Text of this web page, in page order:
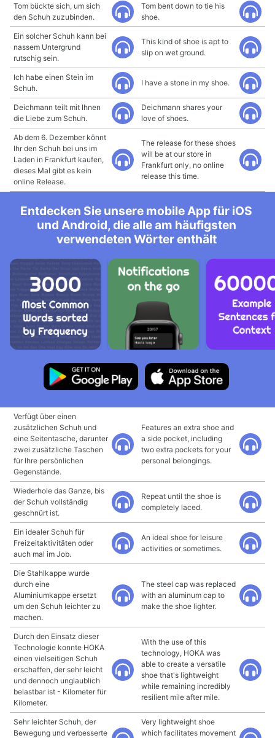
Tom bückte sich, um sich
den Schuh zuzubinden.
Tom bent down to tie his
shoe.
Ein solcher Schuh kann bei
nassem Untergrund
rutschig sein.
This kind of shoe is apt to
slip on wet ground.
Ich habe einen Stein im
Schuh.
I have a stone in my shoe.
Deichmann teilt mit Ihnen
die Liebe zum Schuh.
Deichmann shares your
love of shoes.
Ab dem 6. Dezember könnt
Ihr den Schuh bei uns im
Laden in Frankfurt kaufen,
dieses Mal gibt es kein
online Release.
The release for these shoes
will be at our store in
Frankfurt only, no online
release this time.
Entdecken Sie unsere mobile App für iOS
und Android, die alle am häufigsten
verwendeten Wörter enthält
Verfügt über einen
zusätzlichen Schuh und
eine Seitentasche, darunter
zwei zusätzliche Taschen
für Ihre persönlichen
Gegenstände.
Features an extra shoe and
a side pocket, including
two extra pockets for your
personal belongings.
Wiederhole das Ganze, bis
der Schuh vollständig
geschnürt ist.
Repeat until the shoe is
completely laced.
Ein idealer Schuh für
Freizeitaktivitäten oder
auch mal im Job.
An ideal shoe for leisure
activities or sometimes.
Die Stahlkappe wurde
durch eine
Aluminiumkappe ersetzt
um den Schuh leichter zu
machen.
The steel cap was replaced
with an aluminum cap to
make the shoe lighter.
Durch den Einsatz dieser
Technologie konnte HOKA
einen vielseitigen Schuh
erschaffen, der sehr leicht
und dennoch unglaublich
belastbar ist - Kilometer für
Kilometer.
With the use of this
technology, HOKA was
able to create a versatile
shoe that's lightweight
while remaining incredibly
resilient mile after mile.
Sehr leichter Schuh, der
Bewegung und verbesserte
Very lightweight shoe
which facilitates movement